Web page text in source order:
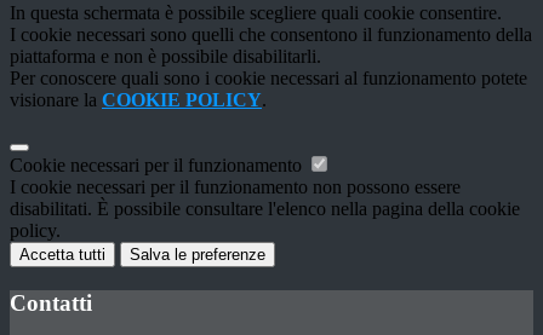
In questa schermata è possibile scegliere quali cookie consentire.
I cookie necessari sono quelli che consentono il funzionamento della
piattaforma e non è possibile disabilitarli.
Per conoscere quali sono i cookie necessari al funzionamento potete
visionare la COOKIE POLICY.
Cookie necessari per il funzionamento
I cookie necessari per il funzionamento non possono essere
disabilitati. È possibile consultare l'elenco nella pagina della cookie
policy.
Accetta tutti Salva le preferenze
Contatti